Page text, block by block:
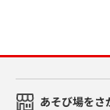
あそび場をさ